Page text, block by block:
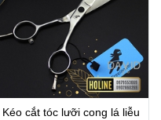
Kéo cắt tóc lưỡi cong lá liễu